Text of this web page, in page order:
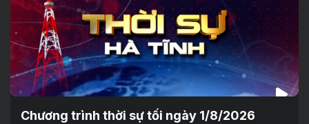
Chương trình thời sự tối ngày 1/8/2026